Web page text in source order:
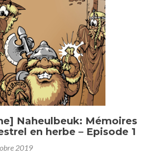
courante
Naheulbeuk: Mémoires
en herbe – Episode 1
2019